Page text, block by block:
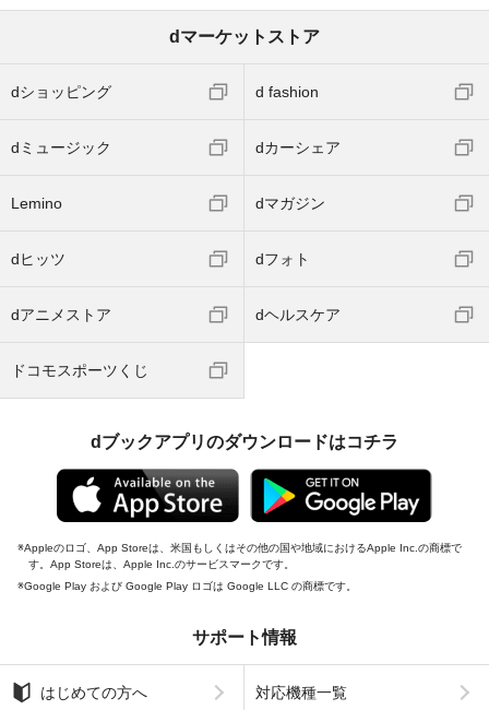
dマーケットストア
dショッピング d fashion
dミュージック dカーシェア
Lemino dマガジン
dヒッツ dフォト
dアニメストア dヘルスケア
ドコモスポーツくじ
dブックアプリのダウンロードはコチラ
Appleのロゴ、App Storeは、米国もしくはその他の国や地域におけるApple Inc.の商標で
す。App Storeは、Apple Inc.のサービスマークです。
Google Play および Google Play ロゴは Google LLC の商標です。
サポート情報
はじめての方へ 対応機種一覧